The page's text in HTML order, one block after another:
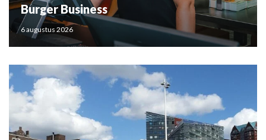
Burger Business
6 augustus 2026